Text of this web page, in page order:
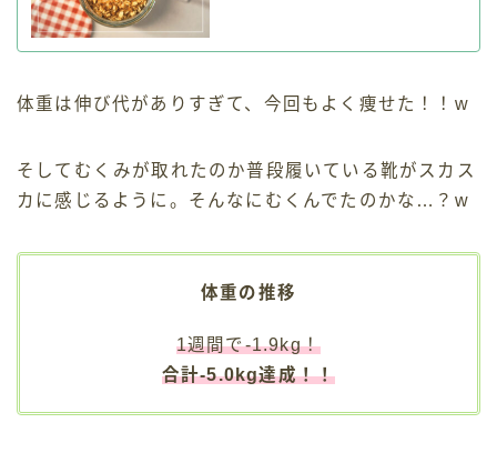
体重は伸び代がありすぎて、今回もよく痩せた！！w
そしてむくみが取れたのか普段履いている靴がスカス
カに感じるように。そんなにむくんでたのかな…？w
体重の推移
1週間で-1.9kg！
合計-5.0kg達成！！